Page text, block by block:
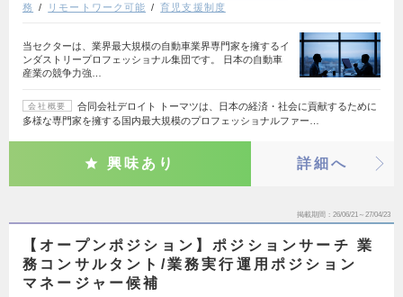
務
リモートワーク可能 育児支援制度
当セクターは、業界最大規模の自動車業界専門家を擁するイ
ンダストリープロフェッショナル集団です。 日本の自動車
産業の競争力強…
会社概要
合同会社デロイト トーマツは、日本の経済・社会に貢献するために
多様な専門家を擁する国内最大規模のプロフェッショナルファー…
興味あり 詳細へ
掲載期間 26/06/21～27/04/23
【オープンポジション】ポジションサーチ 業
務コンサルタント/業務実行運用ポジション
マネージャー候補